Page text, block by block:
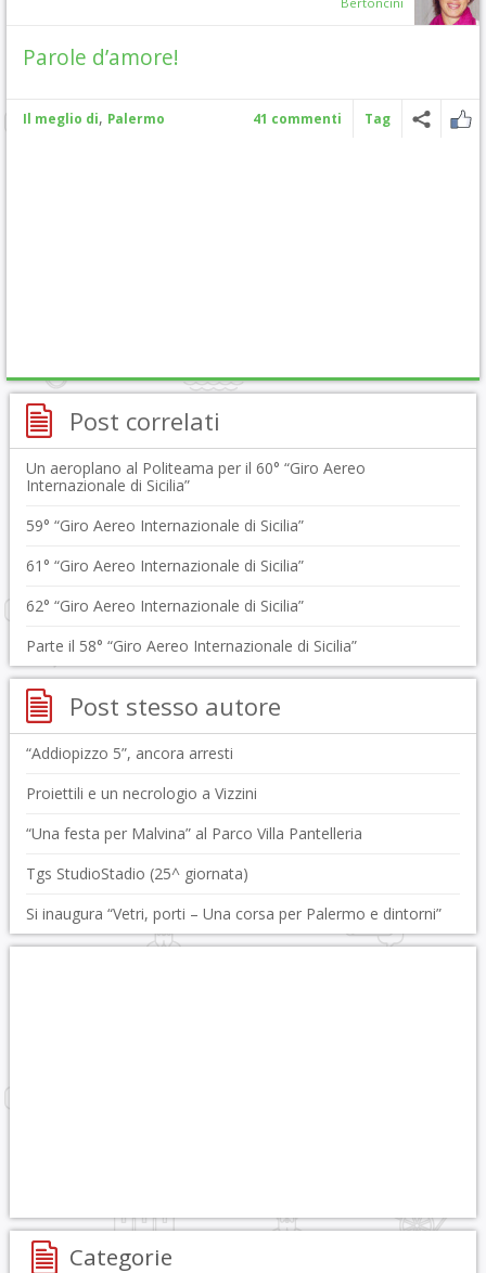
Parole d’amore!
Il meglio di, Palermo 41 commenti Tag
Post correlati
Un aeroplano al Politeama per il 60° “Giro Aereo
Internazionale di Sicilia”
59° “Giro Aereo Internazionale di Sicilia”
61° “Giro Aereo Internazionale di Sicilia”
62° “Giro Aereo Internazionale di Sicilia”
Parte il 58° “Giro Aereo Internazionale di Sicilia”
Post stesso autore
“Addiopizzo 5”, ancora arresti
Proiettili e un necrologio a Vizzini
“Una festa per Malvina” al Parco Villa Pantelleria
Tgs StudioStadio (25^ giornata)
Si inaugura “Vetri, porti – Una corsa per Palermo e dintorni”
Categorie